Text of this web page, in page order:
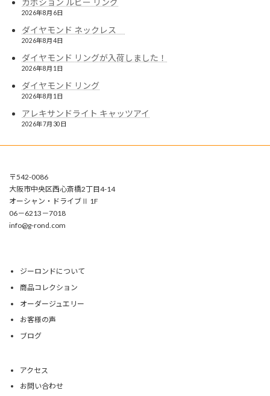
2026年8月6日
ダイヤモンド ネックレス
2026年8月4日
ダイヤモンド リングが入荷しました！
2026年8月1日
ダイヤモンド リング
2026年8月1日
アレキサンドライト キャッツアイ
2026年7月30日
〒542-0086
大阪市中央区西心斎橋2丁目4-14
オーシャン・ドライブⅡ 1F
06－6213－7018
info@g-rond.com
ジーロンドについて
商品コレクション
オーダージュエリー
お客様の声
ブログ
アクセス
お問い合わせ